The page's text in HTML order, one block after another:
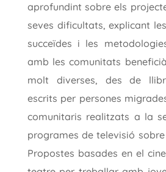
aprofundint sobre els
seves dificultats, explicant
succeïdes i les
amb les comunitats
molt diverses, des de
escrits per persones
comunitaris realitzats a la
programes de televisió
Propostes basades en el